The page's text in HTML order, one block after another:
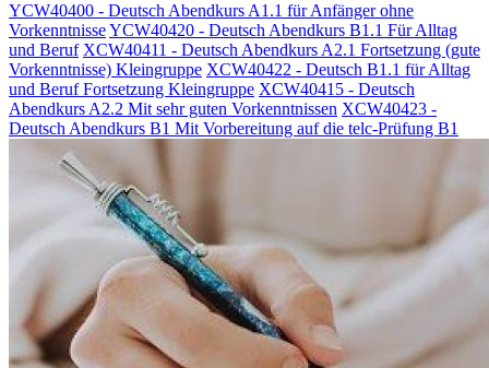
YCW40400 - Deutsch Abendkurs A1.1 für Anfänger ohne
VorkenntnisseYCW40420 - Deutsch Abendkurs B1.1 Für Alltag
und Beruf XCW40411 - Deutsch Abendkurs A2.1 Fortsetzung (gute
Vorkenntnisse) Kleingruppe XCW40422 - Deutsch B1.1 für Alltag
und Beruf Fortsetzung Kleingruppe XCW40415 - Deutsch
Abendkurs A2.2 Mit sehr guten Vorkenntnissen XCW40423 -
Deutsch Abendkurs B1 Mit Vorbereitung auf die telc-Prüfung B1